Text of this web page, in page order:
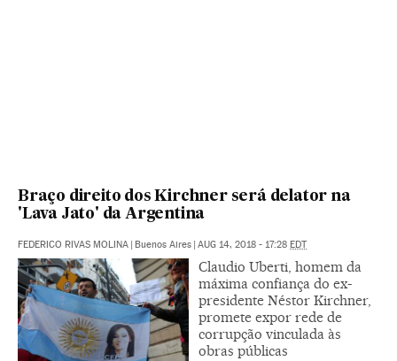
Braço direito dos Kirchner será delator na
'Lava Jato' da Argentina
FEDERICO RIVAS MOLINA Buenos Aires AUG 14, 2018 - 17:28 EDT
Claudio Uberti, homem da
máxima confiança do ex-
presidente Néstor Kirchner,
promete expor rede de
corrupção vinculada às
obras públicas